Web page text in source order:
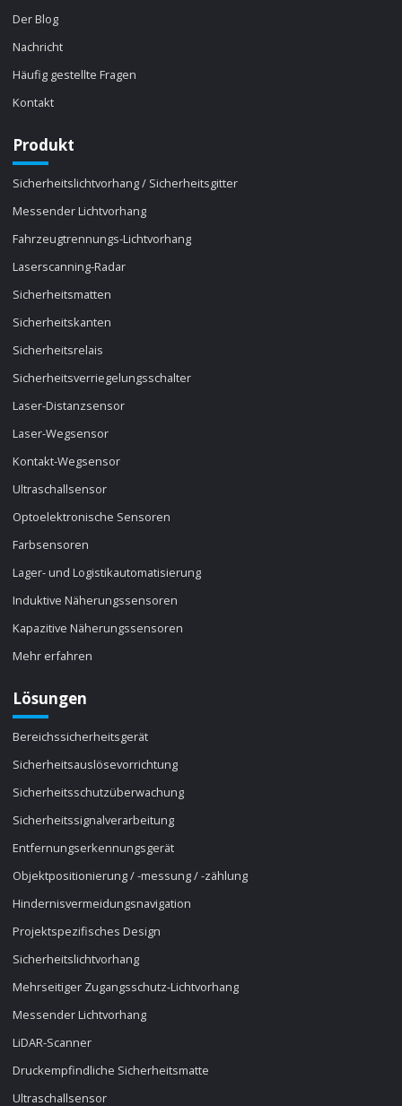
Der Blog
Nachricht
Häufig gestellte Fragen
Kontakt
Produkt
Sicherheitslichtvorhang / Sicherheitsgitter
Messender Lichtvorhang
Fahrzeugtrennungs-Lichtvorhang
Laserscanning-Radar
Sicherheitsmatten
Sicherheitskanten
Sicherheitsrelais
Sicherheitsverriegelungsschalter
Laser-Distanzsensor
Laser-Wegsensor
Kontakt-Wegsensor
Ultraschallsensor
Optoelektronische Sensoren
Farbsensoren
Lager- und Logistikautomatisierung
Induktive Näherungssensoren
Kapazitive Näherungssensoren
Mehr erfahren
Lösungen
Bereichssicherheitsgerät
Sicherheitsauslösevorrichtung
Sicherheitsschutzüberwachung
Sicherheitssignalverarbeitung
Entfernungserkennungsgerät
Objektpositionierung / -messung / -zählung
Hindernisvermeidungsnavigation
Projektspezifisches Design
Sicherheitslichtvorhang
Mehrseitiger Zugangsschutz-Lichtvorhang
Messender Lichtvorhang
LiDAR-Scanner
Druckempfindliche Sicherheitsmatte
Ultraschallsensor